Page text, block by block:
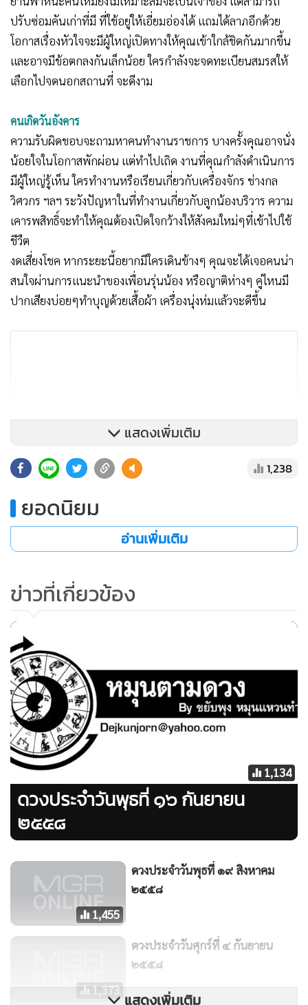
ปรับซ่อมคันเก่าที่มี ที่ใช้อยู่ให้เอี่ยมอ่องได้ แถมได้ลาภอีกด้วย
โอกาสเรื่องหัวใจจะมีผู้ใหญ่เปิดทางให้คุณเข้าใกล้ชิดกันมากขึ้น
และอาจมีข้อตกลงกันเล็กน้อย ใครกำลังจะจดทะเบียนสมรสให้
เลือกไปจดนอกสถานที่ จะดีงาม
คนเกิดวันอังคาร
ความรับผิดชอบจะถามหาคนทำงานราชการ บางครั้งคุณอาจนั่ง
น้อยใจในโอกาสพักผ่อน แต่ทำไปเถิด งานที่คุณกำลังดำเนินการ
มีผู้ใหญ่รู้เห็น ใครทำงานหรือเรียนเกี่ยวกับเครื่องจักร ช่างกล
วิศวกร ฯลฯ ระวังปัญหาในที่ทำงานเกี่ยวกับลูกน้องบริวาร ความ
เคารพสิทธิ์จะทำให้คุณต้องเปิดใจกว้างให้สังคมใหม่ๆที่เข้าไปใช้
ชีวืต
งดเสี่ยงโชค หากระยะนี้อยากมีใครเดินข้างๆ คุณจะได้เจอคนน่า
สนใจผ่านการแนะนำของเพื่อนรุ่นน้อง หรือญาติห่างๆ คู่ไหนมี
ปากเสียงบ่อยๆทำบุญด้วยเสื้อผ้า เครื่องนุ่งห่มแล้วจะดีขึ้น
คนเกิดวันพุธ
สุขภาพชาววันพุธกลางวันน่าเป็นห่วงในเรื่องการพักและการ
นอน บางคนมีเรื่องน่าคิดที่ทำให้นอนไม่หลับ บางคนยากจะ
ตัดใจจาการติดสัญญา ติดคำพูดกับใครบางคน อย่าหนี แต่ให้
ดำเนินการตามนั้นไป จะดีเอง วันนี้เหมาะสมจะทำธุรกรรมการ
เงิน หรือการให้หยิบให้ยืมต่างๆ ซื้อรองเท้าใหม่ๆให้ตัวเองและ
คนในบ้านจะเกิดมงคล
ความรักวันนี้น่าอิจฉากว่าคนอื่น ออกจะหวานชื่นแบบอินดี้มี
สไตล์ในตนเอง การไปสู่ขอใครวันนี้เหมาะจะเจรจาในบ้าน หรือ
สถานที่มิดชิด เสริมดวงความรักคนเศร้าใจด้วยการทำบุญอาหาร
ประเภทเส้นก๋วยเตี๋ยว
คนเกิดวันพฤหัสบดี
นักลงทุน เจ้าของกิจการจะได้เวลาเป็นแนวหน้าด้วยตัวเอง คุณ
ต้องออกไปเจรจากับนอกหน่วยงาน และห้ามส่งลูกน้องไปเพราะ
มันจะได้ผลน้อยมากๆ ใครอยากติดต่องานคล่องๆวันนี้ใช้ทิศ
เหนือของบ้านให้เป็นประโยชน์ หรือแม้แต่ในสถานที่ทำงาน คุณ
สามารถชาร์ตแบต หรือไปนั่งคิดอะไรได้ตลอดวันมีแต่เรื่องเฮงๆ
วันนี้ใครอยากง้อแฟน กระเป๋าสตางค์สักใบ หรือของใช้ในชีวิต
ประจำวันที่ราคาไม่มาก เป็นตัวเลือกที่ดีและเหมาะสม ใครขอ
แสดงเพิ่มเติม
1,238
ยอดนิยม
อ่านเพิ่มเติม
ข่าวที่เกี่ยวข้อง
1,134
ดวงประจำวันพุธที่ ๑๖ กันยายน
๒๕๕๘
1,455
ดวงประจำวันพุธที่ ๑๙ สิงหาคม
๒๕๕๘
1,373
ดวงประจำวันศุกร์ที่ ๔ กันยายน
๒๕๕๘
แสดงเพิ่มเติม